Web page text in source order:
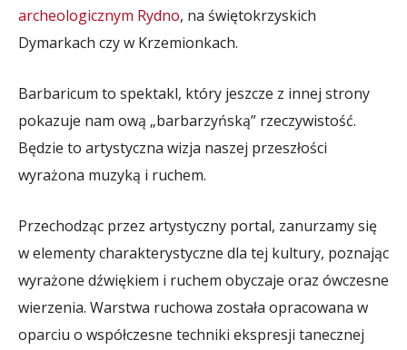
archeologicznym Rydno, na świętokrzyskich
Dymarkach czy w Krzemionkach.
Barbaricum to spektakl, który jeszcze z innej strony
pokazuje nam ową „barbarzyńską” rzeczywistość.
Będzie to artystyczna wizja naszej przeszłości
wyrażona muzyką i ruchem.
Przechodząc przez artystyczny portal, zanurzamy się
w elementy charakterystyczne dla tej kultury, poznając
wyrażone dźwiękiem i ruchem obyczaje oraz ówczesne
wierzenia. Warstwa ruchowa została opracowana w
oparciu o współczesne techniki ekspresji tanecznej